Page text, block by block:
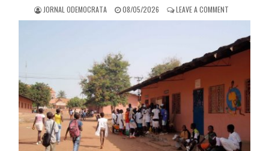
AUTHOR:
JORNAL ODEMOCRATA PUBLISHED DATE:
08/05/2026 LEAVE A COMMENT